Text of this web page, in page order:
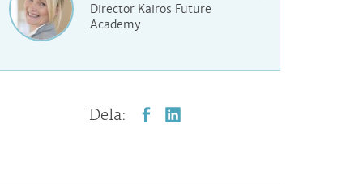
Director Kairos Future
Academy
Dela: